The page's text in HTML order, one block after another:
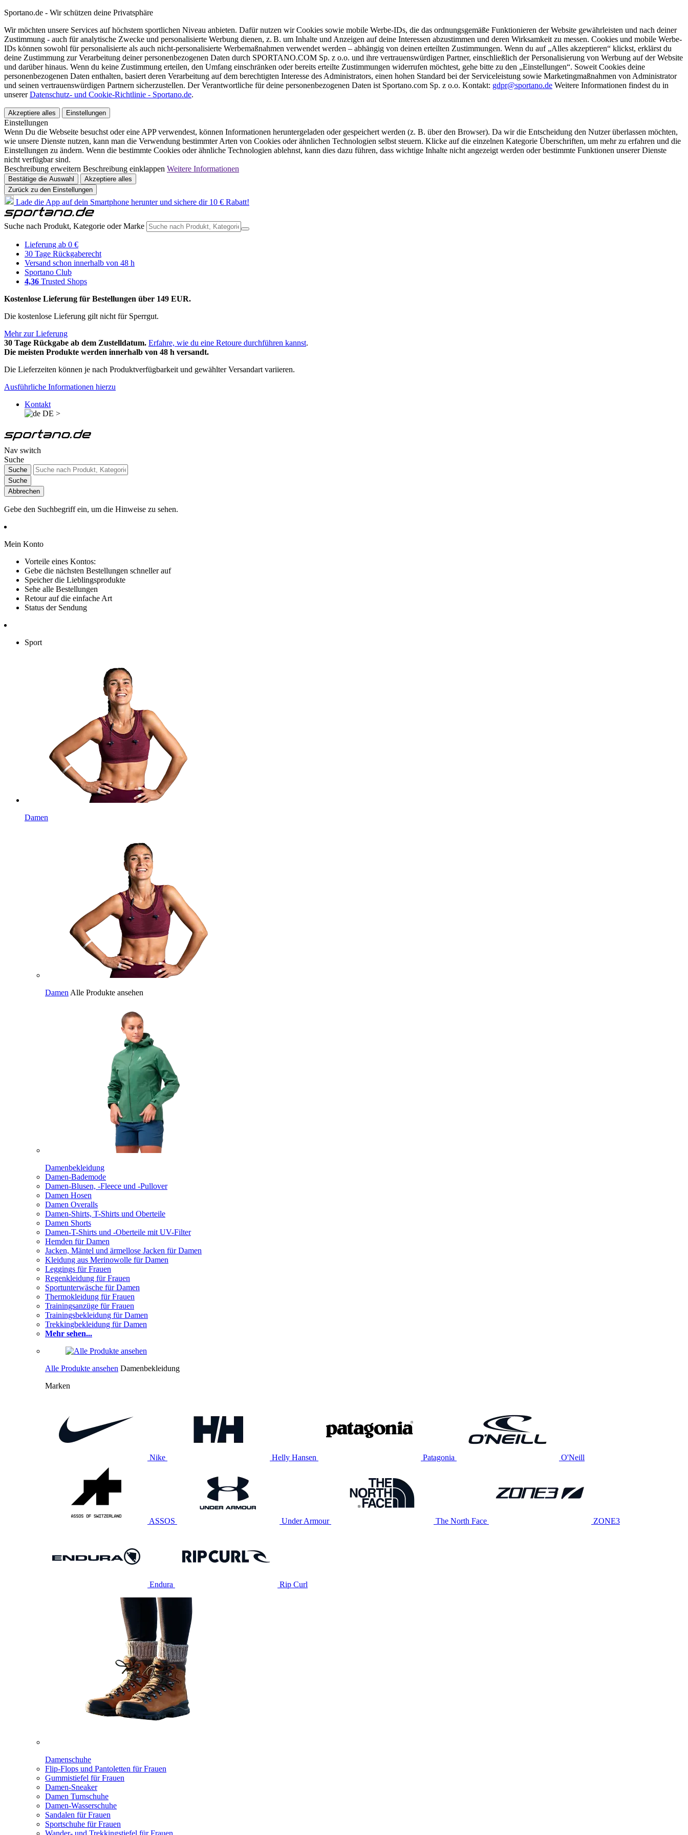
Sportano.de - Wir schützen deine Privatsphäre
Wir möchten unsere Services auf höchstem sportlichen Niveau anbieten. Dafür nutzen wir Cookies sowie mobile Werbe-IDs, die das ordnungsgemäße Funktionieren der Website gewährleisten und nach deiner
Zustimmung - auch für analytische Zwecke und personalisierte Werbung dienen, z. B. um Inhalte und Anzeigen auf deine Interessen abzustimmen und deren Wirksamkeit zu messen. Cookies und mobile Werbe-
IDs können sowohl für personalisierte als auch nicht-personalisierte Werbemaßnahmen verwendet werden – abhängig von deinen erteilten Zustimmungen. Wenn du auf „Alles akzeptieren“ klickst, erklärst du
deine Zustimmung zur Verarbeitung deiner personenbezogenen Daten durch SPORTANO.COM Sp. z o.o. und ihre vertrauenswürdigen Partner, einschließlich der Personalisierung von Werbung auf der Website
und darüber hinaus. Wenn du keine Zustimmung erteilen, den Umfang einschränken oder bereits erteilte Zustimmungen widerrufen möchtest, gehe bitte zu den „Einstellungen“. Soweit Cookies deine
personenbezogenen Daten enthalten, basiert deren Verarbeitung auf dem berechtigten Interesse des Administrators, einen hohen Standard bei der Serviceleistung sowie Marketingmaßnahmen von Administrator
und seinen vertrauenswürdigen Partnern sicherzustellen. Der Verantwortliche für deine personenbezogenen Daten ist Sportano.com Sp. z o.o. Kontakt: gdpr@sportano.de Weitere Informationen findest du in
unsererDatenschutz- und Cookie-Richtlinie - Sportano.de.
Akzeptiere alles Einstellungen
Einstellungen
Wenn Du die Webseite besuchst oder eine APP verwendest, können Informationen heruntergeladen oder gespeichert werden (z. B. über den Browser). Da wir die Entscheidung den Nutzer überlassen möchten,
wie unsere Dienste nutzen, kann man die Verwendung bestimmter Arten von Cookies oder ähnlichen Technologien selbst steuern. Klicke auf die einzelnen Kategorie Überschriften, um mehr zu erfahren und die
Einstellungen zu ändern. Wenn die bestimmte Cookies oder ähnliche Technologien ablehnst, kann dies dazu führen, dass wichtige Inhalte nicht angezeigt werden oder bestimmte Funktionen unserer Dienste
nicht verfügbar sind.
Beschreibung erweitern Beschreibung einklappen Weitere Informationen
Bestätige die Auswahl
Akzeptiere alles
Zurück zu den Einstellungen
Lade die App auf dein Smartphone herunter und sichere dir 10 € Rabatt!
Suche nach Produkt, Kategorie oder Marke
Lieferung ab 0 €
30 Tage Rückgaberecht
Versand schon innerhalb von 48 h
Sportano Club
4,36 Trusted Shops
Kostenlose Lieferung für Bestellungen über 149 EUR.
Die kostenlose Lieferung gilt nicht für Sperrgut.
Mehr zur Lieferung
30 Tage Rückgabe ab dem Zustelldatum. Erfahre, wie du eine Retoure durchführen kannst.
Die meisten Produkte werden innerhalb von 48 h versandt.
Die Lieferzeiten können je nach Produktverfügbarkeit und gewählter Versandart variieren.
Ausführliche Informationen hierzu
Kontakt
DE >
Nav switch
Suche
Suche
Suche
Abbrechen
Gebe den Suchbegriff ein, um die Hinweise zu sehen.
Mein Konto
Vorteile eines Kontos:
Gebe die nächsten Bestellungen schneller auf
Speicher die Lieblingsprodukte
Sehe alle Bestellungen
Retour auf die einfache Art
Status der Sendung
Sport
Damen
Damen Alle Produkte ansehen
Damenbekleidung
Damen-Bademode
Damen-Blusen, -Fleece und -Pullover
Damen Hosen
Damen Overalls
Damen-Shirts, T-Shirts und Oberteile
Damen Shorts
Damen-T-Shirts und -Oberteile mit UV-Filter
Hemden für Damen
Jacken, Mäntel und ärmellose Jacken für Damen
Kleidung aus Merinowolle für Damen
Leggings für Frauen
Regenkleidung für Frauen
Sportunterwäsche für Damen
Thermokleidung für Frauen
Trainingsanzüge für Frauen
Trainingsbekleidung für Damen
Trekkingbekleidung für Damen
Mehr sehen...
Alle Produkte ansehen Damenbekleidung
Marken
Nike Helly Hansen Patagonia O'Neill
ASSOS Under Armour The North Face ZONE3
Endura Rip Curl
Damenschuhe
Flip-Flops und Pantoletten für Frauen
Gummistiefel für Frauen
Damen-Sneaker
Damen Turnschuhe
Damen-Wasserschuhe
Sandalen für Frauen
Sportschuhe für Frauen
Wander- und Trekkingstiefel für Frauen